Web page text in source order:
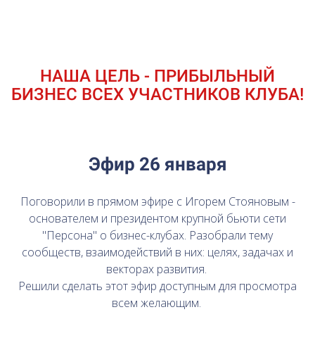
НАША ЦЕЛЬ - ПРИБЫЛЬНЫЙ
БИЗНЕС ВСЕХ УЧАСТНИКОВ КЛУБА!
Эфир 26 января
Поговорили в прямом эфире с Игорем Стояновым -
основателем и президентом крупной бьюти сети
"Персона" о бизнес-клубах. Разобрали тему
сообществ, взаимодействий в них: целях, задачах и
векторах развития.
Решили сделать этот эфир доступным для просмотра
всем желающим.